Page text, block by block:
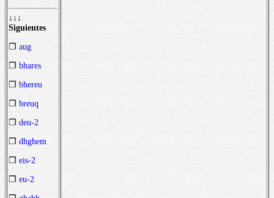
↓↓↓
Siguientes
❒ aug
❒ bhares
❒ bhereu
❒ breuq
❒ deu-2
❒ dhghem
❒ eis-2
❒ eu-2